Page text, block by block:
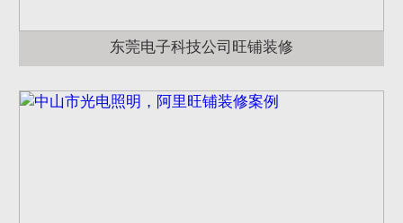
东莞电子科技公司旺铺装修